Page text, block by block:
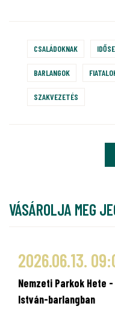
CSALÁDOKNAK
BARLANGOK
SZAKVEZETÉS
VÁSÁROLJA MEG
2026.06.13.
Nemzeti Parkok Hete
István-barlangban